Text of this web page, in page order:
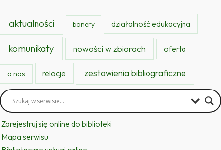
aktualności banery działalność edukacyjna
komunikaty nowości w zbiorach oferta
o nas relacje zestawienia bibliograficzne
Zarejestruj się online do biblioteki
Mapa serwisu